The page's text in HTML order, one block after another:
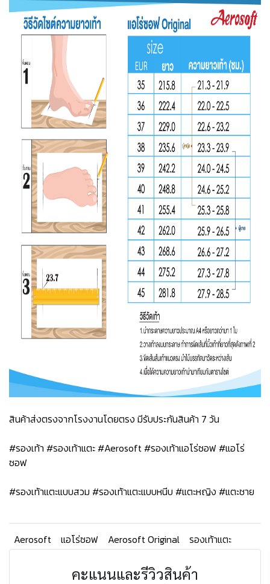
สินค้าส่งตรงจากโรงงานโดยตรง มีรับประกันสินค้า 7 วัน
#รองเท้า #รองเท้าแตะ #Aerosoft #รองเท้าแอโร่ซอฟ #แอโร่
ซอฟ
#รองเท้าแตะแบบสวม #รองเท้าแตะแบบหนีบ #แตะหญิง #แตะชาย
Aerosoft แอโร่ซอฟ Aerosoft Original รองเท้าแตะ
คะแนนและรีวิวสินค้า